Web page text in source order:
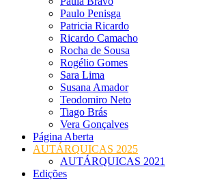
Paulo Penisga
Patricia Ricardo
Ricardo Camacho
Rocha de Sousa
Rogélio Gomes
Sara Lima
Susana Amador
Teodomiro Neto
Tiago Brás
Vera Gonçalves
Página Aberta
AUTÁRQUICAS 2025
AUTÁRQUICAS 2021
Edições